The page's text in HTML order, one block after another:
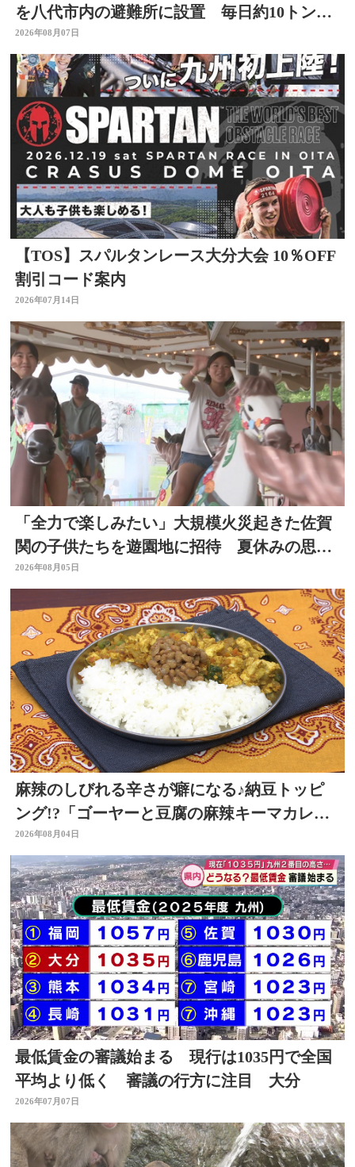
を八代市内の避難所に設置 毎日約10トンの
温泉届ける 大分
2026年08月07日
【TOS】スパルタンレース大分大会 10％OFF
割引コード案内
2026年07月14日
「全力で楽しみたい」大規模火災起きた佐賀
関の子供たちを遊園地に招待 夏休みの思い
出作りに 大分
2026年08月05日
麻辣のしびれる辛さが癖になる♪納豆トッピ
ング!?「ゴーヤーと豆腐の麻辣キーマカレ
ー」～開店！キッチン別府ちゃん～
2026年08月04日
最低賃金の審議始まる 現行は1035円で全国
平均より低く 審議の行方に注目 大分
2026年07月07日